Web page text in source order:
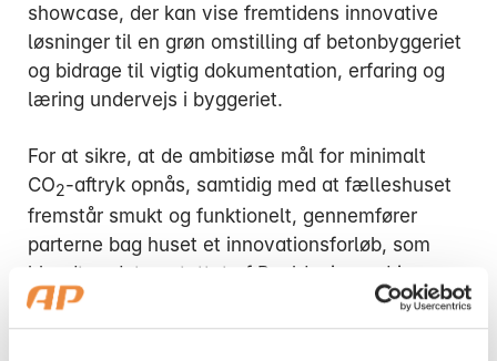
showcase, der kan vise fremtidens innovative
løsninger til en grøn omstilling af betonbyggeriet
og bidrage til vigtig dokumentation, erfaring og
læring undervejs i byggeriet.
For at sikre, at de ambitiøse mål for minimalt
CO2-aftryk opnås, samtidig med at fælleshuset
fremstår smukt og funktionelt, gennemfører
parterne bag huset et innovationsforløb, som
blandt andet er støttet af Realdania og drives
frem af Rambøll, Henning Larsen og Teknologisk
Institut.